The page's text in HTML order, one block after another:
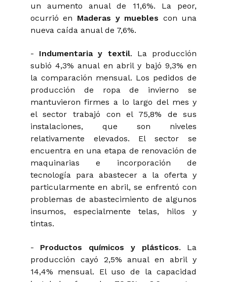
un aumento anual de 11,6%. La peor,
ocurrió en Maderas y muebles con una
nueva caída anual de 7,6%.
- Indumentaria y textil. La producción
subió 4,3% anual en abril y bajó 9,3% en
la comparación mensual. Los pedidos de
producción de ropa de invierno se
mantuvieron firmes a lo largo del mes y
el sector trabajó con el 75,8% de sus
instalaciones, que son niveles
relativamente elevados. El sector se
encuentra en una etapa de renovación de
maquinarias e incorporación de
tecnología para abastecer a la oferta y
particularmente en abril, se enfrentó con
problemas de abastecimiento de algunos
insumos, especialmente telas, hilos y
tintas.
- Productos químicos y plásticos. La
producción cayó 2,5% anual en abril y
14,4% mensual. El uso de la capacidad